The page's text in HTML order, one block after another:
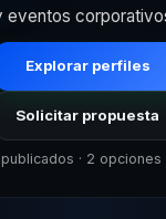
Explorar perfiles
Solicitar propuesta
· 2 opciones